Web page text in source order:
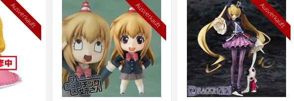
Ausverkauft Ausverkauft Ausverkauft